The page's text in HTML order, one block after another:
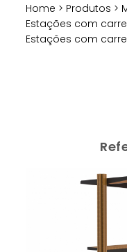
Home > Produtos >
Estações com
Estações com